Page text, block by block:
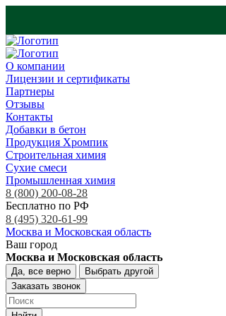
О компании
Лицензии и сертификаты
Партнеры
Отзывы
Контакты
Добавки в бетон
Продукция Хромпик
Строительная химия
Сухие смеси
Промышленная химия
8 (800) 200-08-28
Бесплатно по РФ
8 (495) 320-61-99
Москва и Московская область
Ваш город
Москва и Московская область
Да, все верно
Выбрать другой
Заказать звонок